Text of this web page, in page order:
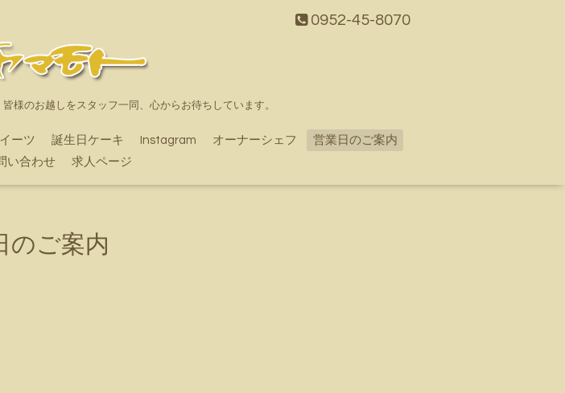
0952-45-8070
様のお越しをスタッフ一同、心からお待ちしています。
ーツ 誕生日ケーキ Instagram オーナーシェフ
営業日のご案内
い合わせ 求人ページ
のご案内